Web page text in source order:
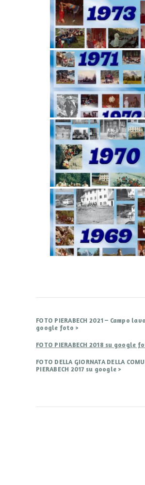
FOTO PIERABECH 2021 – Campo
google foto >
FOTO PIERABECH 2018 su google
FOTO DELLA GIORNATA DELLA
PIERABECH 2017 su google >